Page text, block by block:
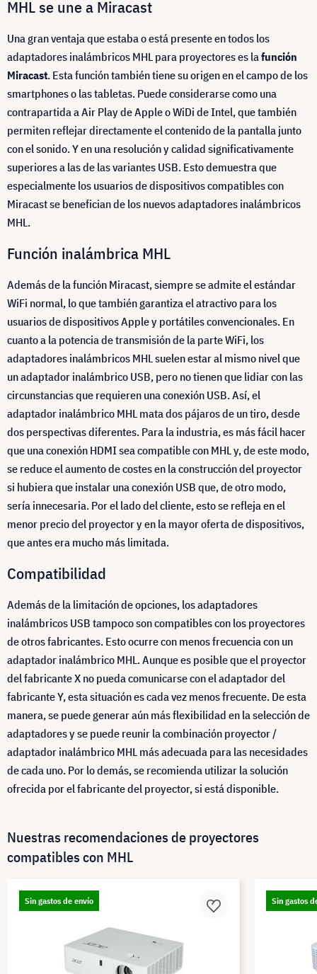
MHL se une a Miracast
Una gran ventaja que estaba o está presente en todos los
adaptadores inalámbricos MHL para proyectores es la función
Miracast. Esta función también tiene su origen en el campo de los
smartphones o las tabletas. Puede considerarse como una
contrapartida a Air Play de Apple o WiDi de Intel, que también
permiten reflejar directamente el contenido de la pantalla junto
con el sonido. Y en una resolución y calidad significativamente
superiores a las de las variantes USB. Esto demuestra que
especialmente los usuarios de dispositivos compatibles con
Miracast se benefician de los nuevos adaptadores inalámbricos
MHL.
Función inalámbrica MHL
Además de la función Miracast, siempre se admite el estándar
WiFi normal, lo que también garantiza el atractivo para los
usuarios de dispositivos Apple y portátiles convencionales. En
cuanto a la potencia de transmisión de la parte WiFi, los
adaptadores inalámbricos MHL suelen estar al mismo nivel que
un adaptador inalámbrico USB, pero no tienen que lidiar con las
circunstancias que requieren una conexión USB. Así, el
adaptador inalámbrico MHL mata dos pájaros de un tiro, desde
dos perspectivas diferentes. Para la industria, es más fácil hacer
que una conexión HDMI sea compatible con MHL y, de este modo,
se reduce el aumento de costes en la construcción del proyector
si hubiera que instalar una conexión USB que, de otro modo,
sería innecesaria. Por el lado del cliente, esto se refleja en el
menor precio del proyector y en la mayor oferta de dispositivos,
que antes era mucho más limitada.
Compatibilidad
Además de la limitación de opciones, los adaptadores
inalámbricos USB tampoco son compatibles con los proyectores
de otros fabricantes. Esto ocurre con menos frecuencia con un
adaptador inalámbrico MHL. Aunque es posible que el proyector
del fabricante X no pueda comunicarse con el adaptador del
fabricante Y, esta situación es cada vez menos frecuente. De esta
manera, se puede generar aún más flexibilidad en la selección de
adaptadores y se puede reunir la combinación proyector /
adaptador inalámbrico MHL más adecuada para las necesidades
de cada uno. Por lo demás, se recomienda utilizar la solución
ofrecida por el fabricante del proyector, si está disponible.
Nuestras recomendaciones de proyectores
compatibles con MHL
Sin gastos de envío Sin gastos